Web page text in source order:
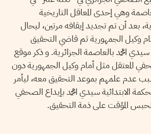
وهي إحدى المعاقل التاريخية
بعد أن تم تجديد إيقافه مرتين، ليحال
أمام وكيل الجمهورية ثم قاضي التحقيق
سيدي امحمد بالعاصمة الجزائرية. و ذكر موقع
المعتقل مثل أمام وكيل الجمهورية دون
عدم علمهم بموعد التحقيق معه، ليأمر
الابتدائية سيدي امحمد بإيداع الصحفي
المؤقت على ذمة التحقيق.